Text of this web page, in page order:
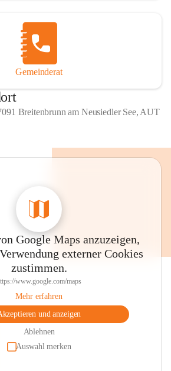
Gemeinderat
Breitenbrunn am Neusiedler See, AUT
Google Maps anzuzeigen,
externer Cookies
zustimmen.
www.google.com/maps
Mehr erfahren
und anzeigen
Ablehnen
Auswahl merken